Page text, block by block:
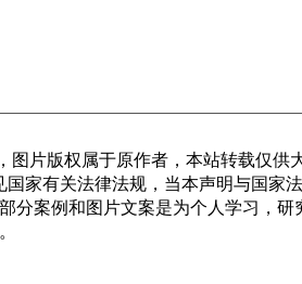
片版权属于原作者，本站转载仅供
家有关法律法规，当本声明与国家
分案例和图片文案是为个人学习，